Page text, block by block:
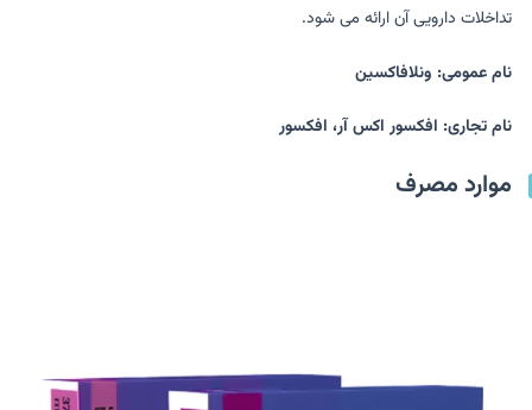
تداخلات دارویی آن ارائه می شود.
نام عمومی: ونلافاکسین
نام تجاری: افکسور اکس آر، افکسور
موارد مصرف